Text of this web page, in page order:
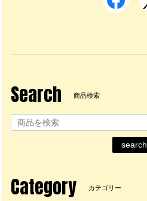
Search 商品検索
search
Category カテゴリー